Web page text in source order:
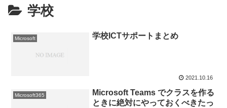
学校
Microsoft 学校ICTサポートまとめ
2021.10.16
Microsoft365
Microsoft Teams でクラスを作る
ときに絶対にやっておくべきたっ